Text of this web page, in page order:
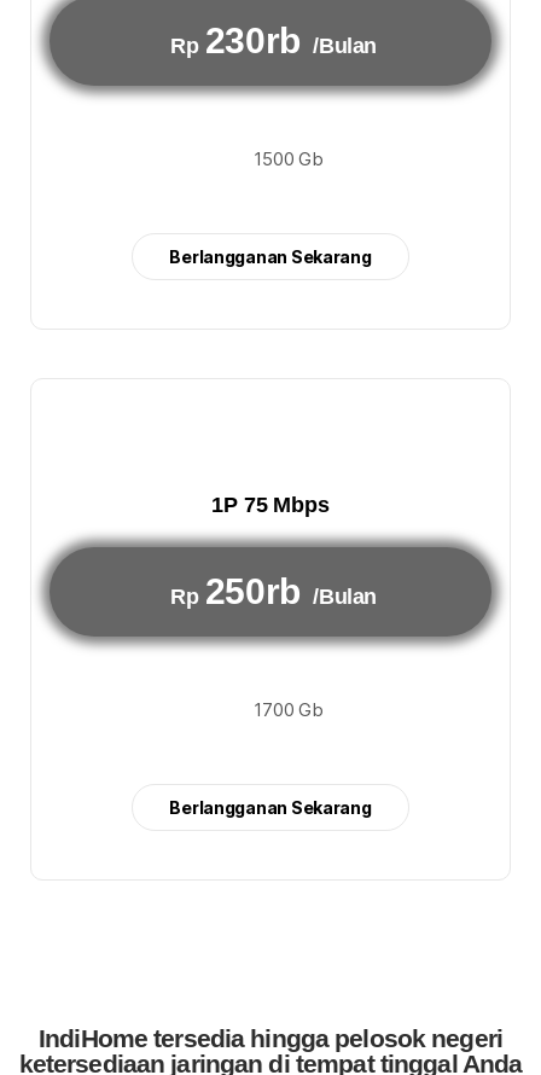
Rp 230rb /Bulan
1500 Gb
Berlangganan Sekarang
1P 75 Mbps
Rp 250rb /Bulan
1700 Gb
Berlangganan Sekarang
IndiHome tersedia hingga pelosok negeri
ketersediaan jaringan di tempat tinggal Anda